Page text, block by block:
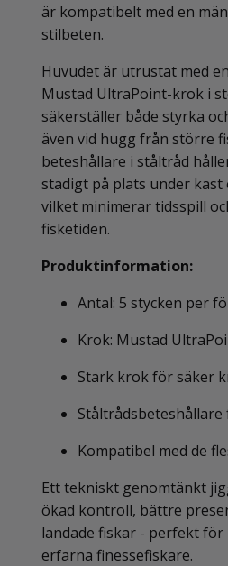
är kompatibelt med en
stilbeten.
Huvudet är utrustat med
Mustad UltraPoint-krok i
säkerställer både styrka
även vid hugg från större
beteshållare i ståltråd
stadigt på plats under kast
vilket minimerar tidsspill
fisketiden.
Produktinformation:
Antal: 5 stycken per
Krok: Mustad
Stark krok för säker
Kompatibel med de
Ett tekniskt genomtänkt
ökad kontroll, bättre
landade fiskar - perfekt för
erfarna finessefiskare.